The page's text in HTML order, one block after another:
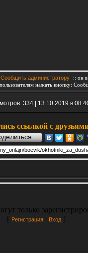
Сообщить администратору:: он в
нажать кнопку:
334 | 13.10.2019 в
ссылкой с
только
[
Регистрация | Вход ]